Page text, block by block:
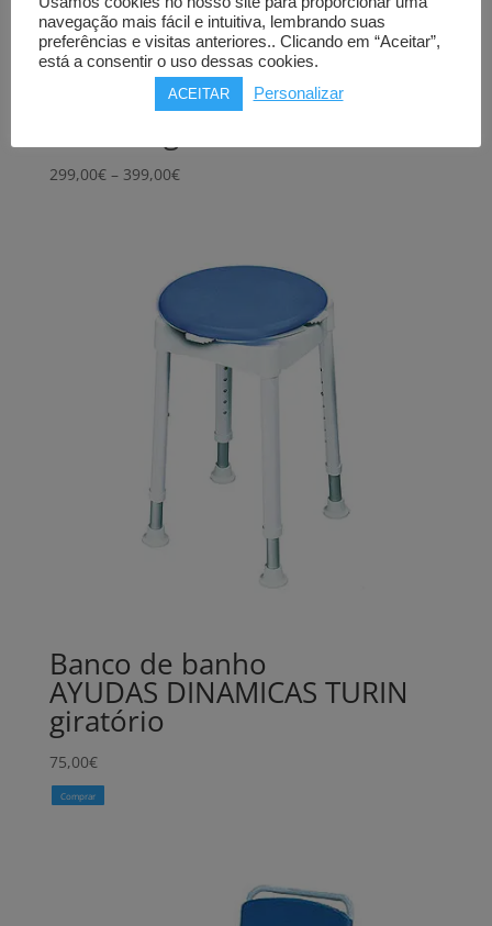
Cadeira de banho e sanitária
ORTHOS ANTARCTIC
299,00€ – 399,00€Price
399,00€
Banco de banho
AYUDAS DINAMICAS TURIN
giratório
75,00€
Comprar
navegação mais fácil e intuitiva, lembrando suas
preferências e visitas anteriores.. Clicando em “Aceitar”,
está a consentir o uso dessas cookies.
ACEITAR Personalizar